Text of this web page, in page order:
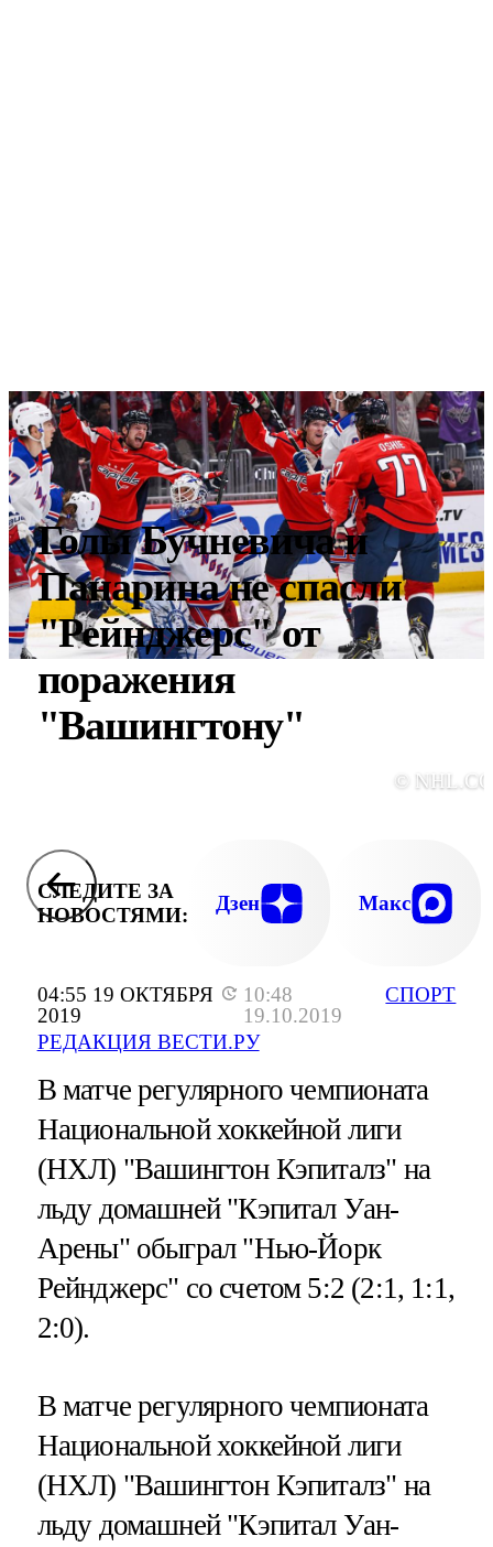
04:55 19 ОКТЯБРЯ
2019
10:48
19.10.2019
РЕДАКЦИЯ ВЕСТИ.РУ
СПОРТ
Голы Бучневича и
Панарина не спасли
"Рейнджерс" от
поражения
"Вашингтону"
©
СЛЕДИТЕ ЗА
НОВОСТЯМИ:
Дзен Макс
В матче регулярного чемпионата
Национальной хоккейной лиги
(НХЛ) "Вашингтон Кэпиталз" на
льду домашней "Кэпитал Уан-
Арены" обыграл "Нью-Йорк
Рейнджерс" со счетом 5:2 (2:1, 1:1,
2:0).
В матче регулярного чемпионата
Национальной хоккейной лиги
(НХЛ) "Вашингтон Кэпиталз" на
льду домашней "Кэпитал Уан-